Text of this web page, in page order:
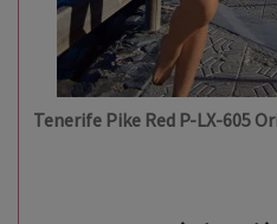
Tenerife Pike Red P-LX-605